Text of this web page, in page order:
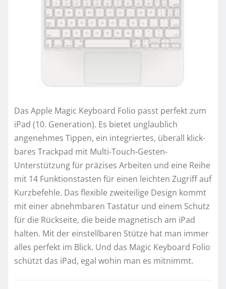
Das Apple Magic Keyboard Folio passt perfekt zum
iPad (10. Generation). Es bietet unglaublich
angenehmes Tippen, ein integriertes, überall klick­
bares Trackpad mit Multi-Touch-Gesten-
Unterstützung für präzises Arbeiten und eine Reihe
mit 14 Funktions­tasten für einen leichten Zugriff auf
Kurzbefehle. Das flexible zweiteilige Design kommt
mit einer abnehm­baren Tastatur und einem Schutz
für die Rückseite, die beide magnetisch am iPad
halten. Mit der einstellbaren Stütze hat man immer
alles perfekt im Blick. Und das Magic Keyboard Folio
schützt das iPad, egal wohin man es mitnimmt.